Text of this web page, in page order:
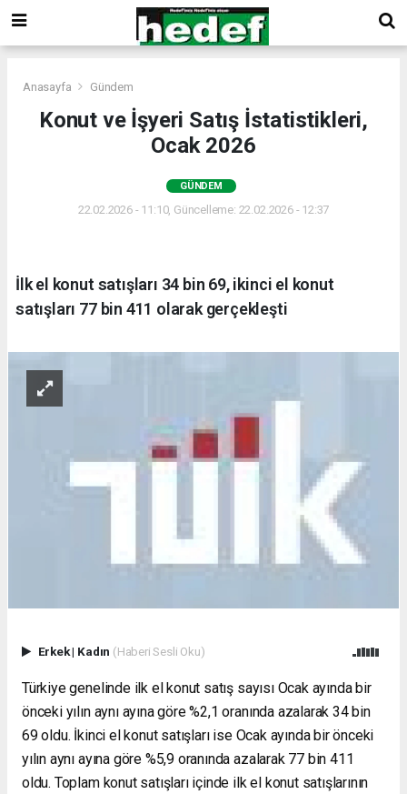
Anasayfa Gündem
Konut ve İşyeri Satış İstatistikleri,
Ocak 2026
GÜNDEM
22.02.2026 - 11:10, Güncelleme: 22.02.2026 - 12:37
İlk el konut satışları 34 bin 69, ikinci el konut
satışları 77 bin 411 olarak gerçekleşti
Erkek| Kadın (Haberi Sesli Oku)
Türkiye genelinde ilk el konut satış sayısı Ocak ayında bir
önceki yılın aynı ayına göre %2,1 oranında azalarak 34 bin
69 oldu. İkinci el konut satışları ise Ocak ayında bir önceki
yılın aynı ayına göre %5,9 oranında azalarak 77 bin 411
oldu. Toplam konut satışları içinde ilk el konut satışlarının